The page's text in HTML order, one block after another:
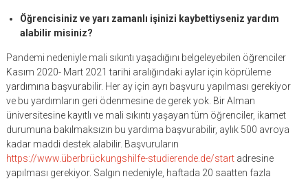
Öğrencisiniz ve yarı zamanlı işinizi kaybettiyseniz yardım
alabilir misiniz?
Pandemi nedeniyle mali sıkıntı yaşadığını belgeleyebilen öğrenciler
Kasım 2020- Mart 2021 tarihi aralığındaki aylar için köprüleme
yardımına başvurabilir. Her ay için ayrı başvuru yapılması gerekiyor
ve bu yardımların geri ödenmesine de gerek yok. Bir Alman
üniversitesine kayıtlı ve mali sıkıntı yaşayan tüm öğrenciler, ikamet
durumuna bakılmaksızın bu yardıma başvurabilir, aylık 500 avroya
kadar maddi destek alabilir. Başvuruların
https://www.überbrückungshilfe-studierende.de/startadresine
yapılması gerekiyor. Salgın nedeniyle, haftada 20 saatten fazla